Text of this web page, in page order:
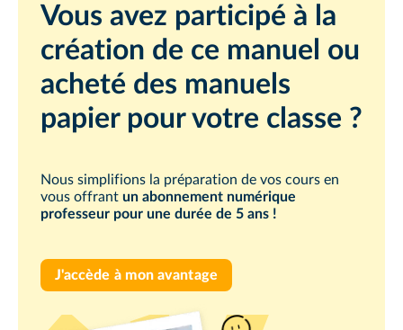
Vous avez participé à la
création de ce manuel ou
acheté des manuels
papier pour votre classe ?
Nous simplifions la préparation de vos cours en
vous offrant un abonnement numérique
professeur pour une durée de 5 ans !
J'accède à mon avantage